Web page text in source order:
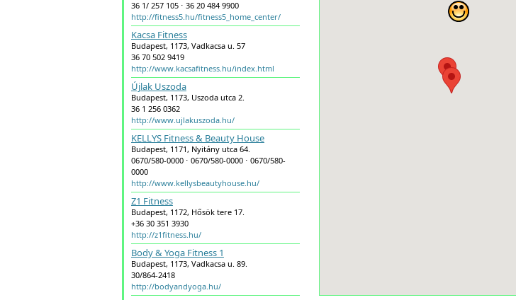
36 1/ 257 105 ⋅ 36 20 484 9900
http://fitness5.hu/fitness5_home_center/
Kacsa Fitness
Budapest, 1173, Vadkacsa u. 57
36 70 502 9419
http://www.kacsafitness.hu/index.html
Újlak Uszoda
Budapest, 1173, Uszoda utca 2.
36 1 256 0362
http://www.ujlakuszoda.hu/
KELLYS Fitness & Beauty House
Budapest, 1171, Nyitány utca 64.
0670/580-0000 ⋅ 0670/580-0000 ⋅ 0670/580-
0000
http://www.kellysbeautyhouse.hu/
Z1 Fitness
Budapest, 1172, Hősök tere 17.
+36 30 351 3930
http://z1fitness.hu/
Body & Yoga Fitness 1
Budapest, 1173, Vadkacsa u. 89.
30/864-2418
http://bodyandyoga.hu/